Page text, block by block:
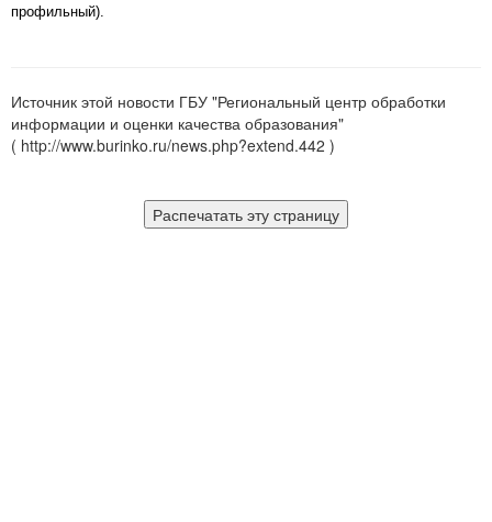
профильный).
Источник этой новости ГБУ "Региональный центр обработки
информации и оценки качества образования"
( http://www.burinko.ru/news.php?extend.442 )